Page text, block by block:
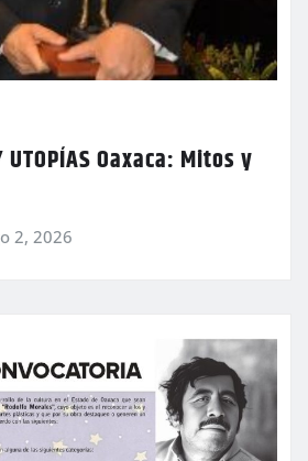
UTOPÍAS Oaxaca: Mitos y
2, 2026